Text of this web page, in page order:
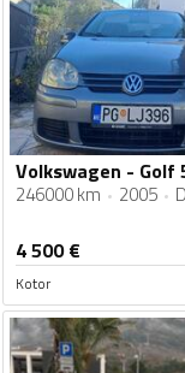
246000 km 2005
4 500€
Kotor